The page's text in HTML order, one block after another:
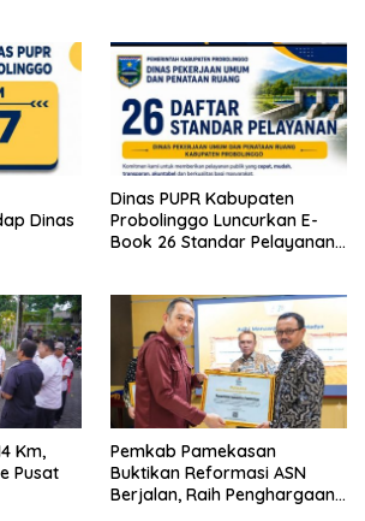
Dinas
Dinas PUPR Kabupaten
Probolinggo Luncurkan E-
Book 26 Standar Pelayanan
Km,
Pusat
Pemkab Pamekasan
Buktikan Reformasi ASN
Berjalan, Raih Penghargaan